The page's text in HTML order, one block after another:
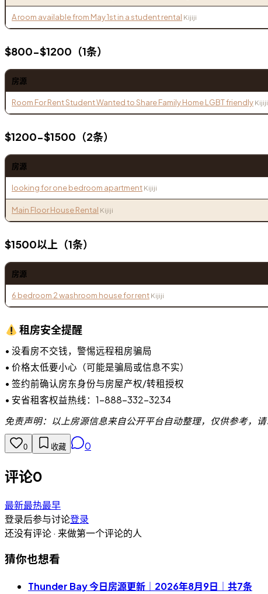
A room available from May 1st in a student rental Kijiji
$800-$1200（1条）
房源
Room For Rent Student Wanted to Share Family Home LGBT friendly Kijiji
$1200-$1500（2条）
房源
looking for one bedroom apartment Kijiji
Main Floor House Rental Kijiji
$1500以上（1条）
房源
6 bedroom 2 washroom house for rent Kijiji
租房安全提醒
• 没看房不交钱，警惕远程租房骗局
• 价格太低要小心（可能是骗局或信息不实）
• 签约前确认房东身份与房屋产权/转租授权
• 安省租客权益热线：1-888-332-3234
免责声明：以上房源信息来自公开平台自动整理，仅供参考，
0 收藏 0
评论0
最新最热最早
登录后参与讨论登录
还没有评论 · 来做第一个评论的人
猜你也想看
Thunder Bay 今日房源更新｜2026年8月9日｜共7条